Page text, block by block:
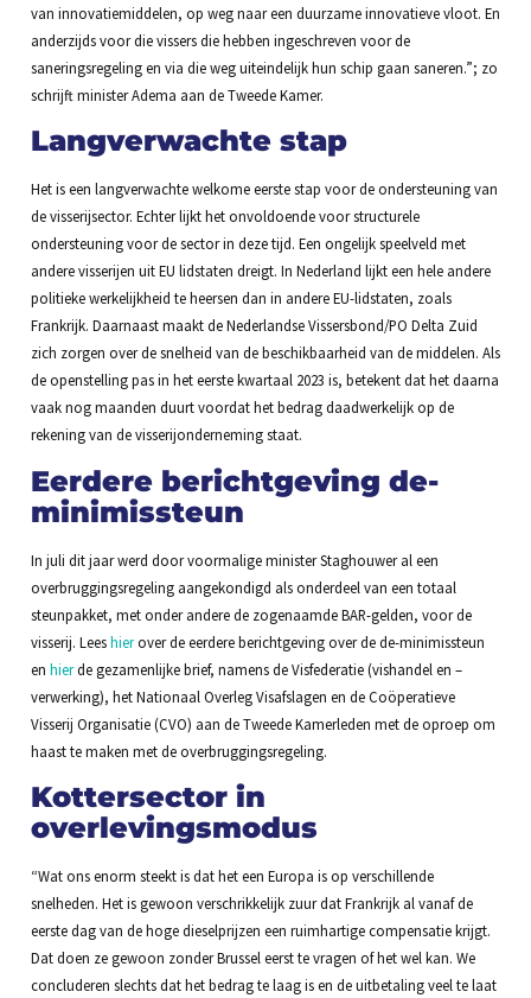
van innovatiemiddelen, op weg naar een duurzame innovatieve vloot. En
anderzijds voor die vissers die hebben ingeschreven voor de
saneringsregeling en via die weg uiteindelijk hun schip gaan saneren.”; zo
schrijft minister Adema aan de Tweede Kamer.
Langverwachte stap
Het is een langverwachte welkome eerste stap voor de ondersteuning van
de visserijsector. Echter lijkt het onvoldoende voor structurele
ondersteuning voor de sector in deze tijd. Een ongelijk speelveld met
andere visserijen uit EU lidstaten dreigt. In Nederland lijkt een hele andere
politieke werkelijkheid te heersen dan in andere EU-lidstaten, zoals
Frankrijk. Daarnaast maakt de Nederlandse Vissersbond/PO Delta Zuid
zich zorgen over de snelheid van de beschikbaarheid van de middelen. Als
de openstelling pas in het eerste kwartaal 2023 is, betekent dat het daarna
vaak nog maanden duurt voordat het bedrag daadwerkelijk op de
rekening van de visserijonderneming staat.
Eerdere berichtgeving de-
minimissteun
In juli dit jaar werd door voormalige minister Staghouwer al een
overbruggingsregeling aangekondigd als onderdeel van een totaal
steunpakket, met onder andere de zogenaamde BAR-gelden, voor de
visserij. Leeshierover de eerdere berichtgeving over de de-minimissteun
en hierde gezamenlijke brief, namens de Visfederatie (vishandel en –
verwerking), het Nationaal Overleg Visafslagen en de Coöperatieve
Visserij Organisatie (CVO) aan de Tweede Kamerleden met de oproep om
haast te maken met de overbruggingsregeling.
Kottersector in
overlevingsmodus
“Wat ons enorm steekt is dat het een Europa is op verschillende
snelheden. Het is gewoon verschrikkelijk zuur dat Frankrijk al vanaf de
eerste dag van de hoge dieselprijzen een ruimhartige compensatie krijgt.
Dat doen ze gewoon zonder Brussel eerst te vragen of het wel kan. We
concluderen slechts dat het bedrag te laag is en de uitbetaling veel te laat